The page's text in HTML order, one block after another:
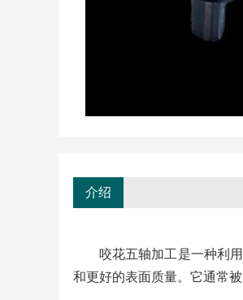
介绍
咬花五轴加工是一种利
和更好的表面质量。它通常